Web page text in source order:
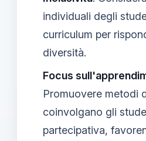
individuali degli
curriculum per
diversità.
Focus
Promuovere metodi
coinvolgano gli
partecipativa,